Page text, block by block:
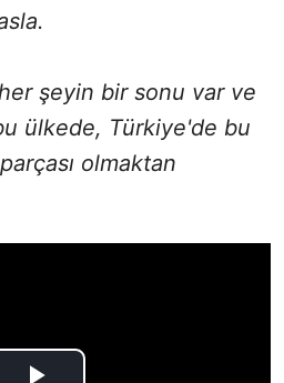
şeyin bir sonu var ve
ülkede, Türkiye'de bu
olmaktan